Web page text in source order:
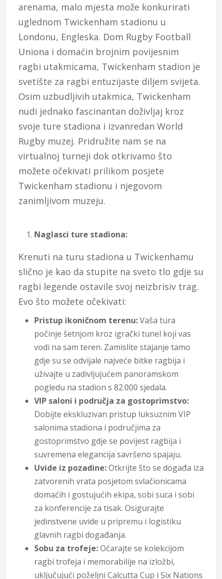
arenama, malo mjesta može konkurirati
uglednom Twickenham stadionu u
Londonu, Engleska. Dom Rugby Football
Uniona i domaćin brojnim povijesnim
ragbi utakmicama, Twickenham stadion je
svetište za ragbi entuzijaste diljem svijeta.
Osim uzbudljivih utakmica, Twickenham
nudi jednako fascinantan doživljaj kroz
svoje ture stadiona i izvanredan World
Rugby muzej. Pridružite nam se na
virtualnoj turneji dok otkrivamo što
možete očekivati prilikom posjete
Twickenham stadionu i njegovom
zanimljivom muzeju.
Naglasci ture stadiona:
Krenuti na turu stadiona u Twickenhamu
slično je kao da stupite na sveto tlo gdje su
ragbi legende ostavile svoj neizbrisiv trag.
Evo što možete očekivati:
Pristup ikoničnom terenu:Vaša tura
počinje šetnjom kroz igrački tunel koji vas
vodi na sam teren. Zamislite stajanje tamo
gdje su se odvijale najveće bitke ragbija i
uživajte u zadivljujućem panoramskom
pogledu na stadion s 82.000 sjedala.
VIP saloni i područja za gostoprimstvo:
Dobijte ekskluzivan pristup luksuznim VIP
salonima stadiona i područjima za
gostoprimstvo gdje se povijest ragbija i
suvremena elegancija savršeno spajaju.
Uvide iz pozadine:Otkrijte što se događa iza
zatvorenih vrata posjetom svlačionicama
domaćih i gostujućih ekipa, sobi suca i sobi
za konferencije za tisak. Osigurajte
jedinstvene uvide u pripremu i logistiku
glavnih ragbi događanja.
Sobu za trofeje:Očarajte se kolekcijom
ragbi trofeja i memorabilije na izložbi,
uključujući poželjni Calcutta Cup i Six Nations